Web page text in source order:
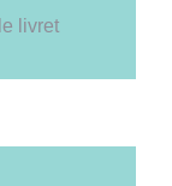
livret